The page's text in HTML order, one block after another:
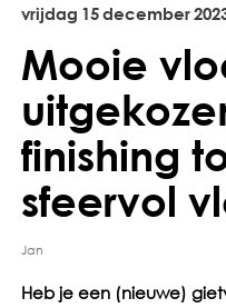
vrijdag 15december
Mooie
finishing
sfeervol
Jan
Heb je een (nieuwe)